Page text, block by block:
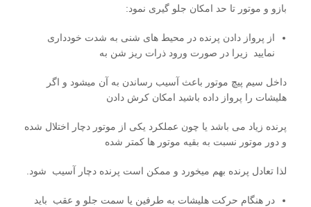
بازو و موتور تا حد امکان جلو گیری نمود:
از پرواز دادن پرنده در محیط های شنی به شدت خودداری
نمایید زیرا در صورت ورود ذرات ریز شن به
داخل سیم پیچ موتور باعث آسیب رساندن به آن میشود و اگر
هلیشات را پرواز داده باشید امکان کرش دادن
پرنده زیاد می باشد یا چون عملکرد یکی از موتور دچار اختلال شده
و دور موتور نسبت به بقیه موتور ها کمتر شده
لذا تعادل پرنده بهم میخورد و ممکن است پرنده دچار آسیب شود.
در هنگام حرکت هلیشات به طرفین یا سمت جلو و عقب باید